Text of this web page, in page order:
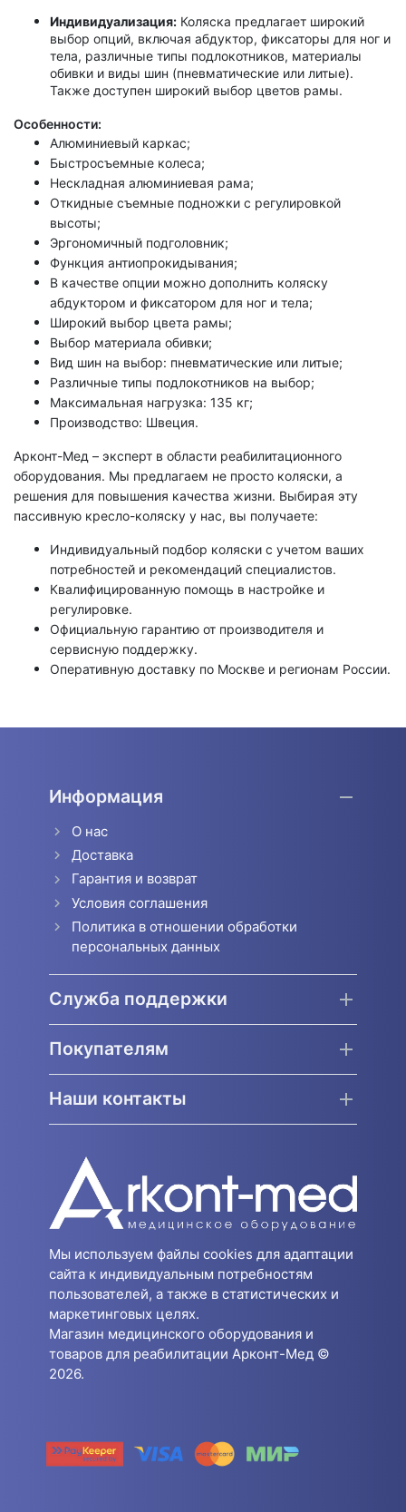
Индивидуализация: Коляска предлагает широкий
выбор опций, включая абдуктор, фиксаторы для ног и
тела, различные типы подлокотников, материалы
обивки и виды шин (пневматические или литые).
Также доступен широкий выбор цветов рамы.
Особенности:
Алюминиевый каркас;
Быстросъемные колеса;
Нескладная алюминиевая рама;
Откидные съемные подножки с регулировкой
высоты;
Эргономичный подголовник;
Функция антиопрокидывания;
В качестве опции можно дополнить коляску
абдуктором и фиксатором для ног и тела;
Широкий выбор цвета рамы;
Выбор материала обивки;
Вид шин на выбор: пневматические или литые;
Различные типы подлокотников на выбор;
Максимальная нагрузка: 135 кг;
Производство: Швеция.
Арконт-Мед – эксперт в области реабилитационного
оборудования. Мы предлагаем не просто коляски, а
решения для повышения качества жизни. Выбирая эту
пассивную кресло-коляску у нас, вы получаете:
Индивидуальный подбор коляски с учетом ваших
потребностей и рекомендаций специалистов.
Квалифицированную помощь в настройке и
регулировке.
Официальную гарантию от производителя и
сервисную поддержку.
Оперативную доставку по Москве и регионам России.
Информация
О нас
Доставка
Гарантия и возврат
Условия соглашения
Политика в отношении обработки
персональных данных
Служба поддержки
Покупателям
Наши контакты
Мы используем файлы cookies для адаптации
сайта к индивидуальным потребностям
пользователей, а также в статистических и
маркетинговых целях.
Магазин медицинского оборудования и
товаров для реабилитации Арконт-Мед ©
2026.